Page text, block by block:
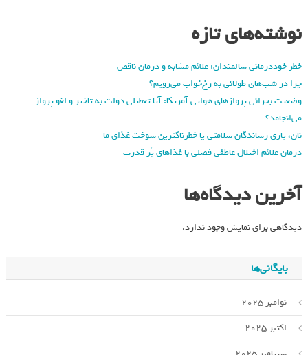
نوشته‌های تازه
خطر خوددرمانی سالمندان: علائم مشابه و درمان ناقص
چرا در شب‌های طولانی به رخ‌خواب می‌رویم؟
وضعیت بحرانی پروازهای هوایی آمریکا: آیا تعطیلی دولت به تاخیر و لغو پرواز
می‌انجامد؟
نان، یاری رساندگان سلامتی یا خطرناکترین سوخت غذای ما
درمان علائم اختلال عاطفی فصلی با غذاهای پُر قدرت
آخرین دیدگاه‌ها
دیدگاهی برای نمایش وجود ندارد.
بایگانی‌ها
نوامبر 2025
اکتبر 2025